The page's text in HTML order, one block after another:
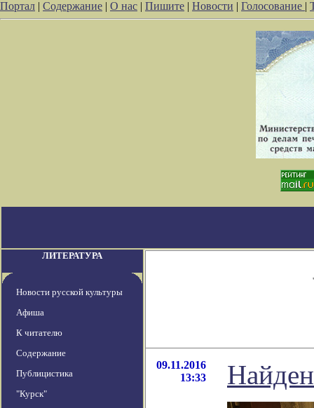
Портал | Содержание | О нас | Пишите | Новости | Голосование |
ЛИТЕРАТУРА
Новости русской культуры
Афиша
К читателю
Содержание
Публицистика
"Курск"
09.11.2016
13:33